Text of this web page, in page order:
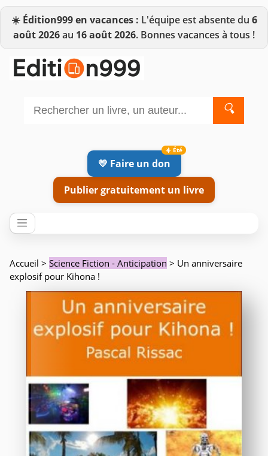
☀️ Édition999 en vacances : L'équipe est absente du 6
août 2026au 16 août 2026. Bonnes vacances à tous !
🔍
💛 Faire un don
Publier gratuitement un livre
Accueil > Science Fiction - Anticipation > Un anniversaire
explosif pour Kihona !